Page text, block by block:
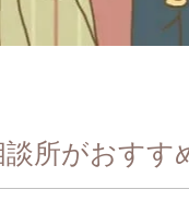
所がおすす